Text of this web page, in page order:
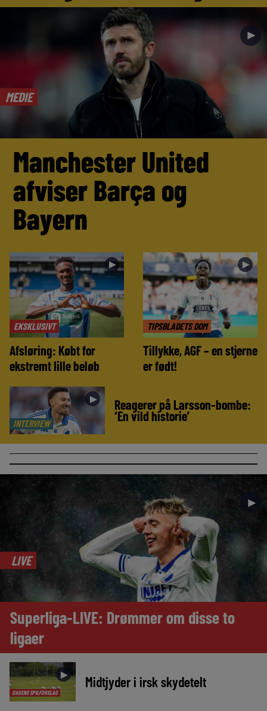
MEDIE
►
Manchester United
afviser Barça og
Bayern
EKSKLUSIVT
►
Afsløring: Købt for
ekstremt lille beløb
TIPSBLADETS DOM
►
Tillykke, AGF – en stjerne
er født!
INTERVIEW
► Reagerer på Larsson-bombe:
‘En vild historie’
►
LIVE
Superliga-LIVE: Drømmer om disse to
ligaer
DAGENS SPILFORSLAG
► Midtjyder i irsk skydetelt